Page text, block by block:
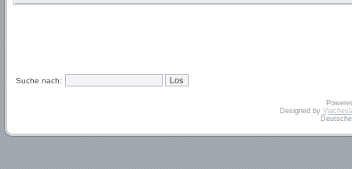
Suche nach:
Designed by